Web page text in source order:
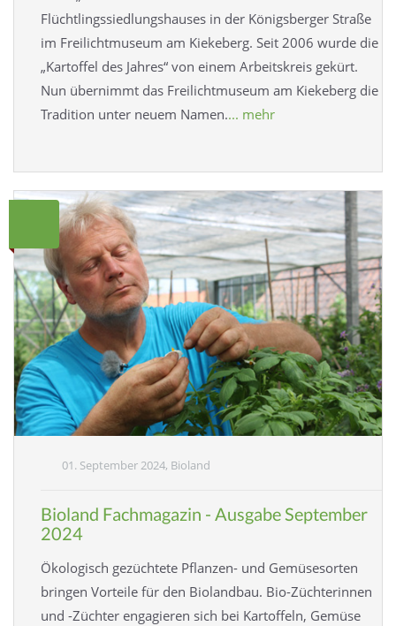
Flüchtlingssiedlungshauses in der Königsberger Straße
im Freilichtmuseum am Kiekeberg. Seit 2006 wurde die
„Kartoffel des Jahres“ von einem Arbeitskreis gekürt.
Nun übernimmt das Freilichtmuseum am Kiekeberg die
Tradition unter neuem Namen.... mehr
01. September 2024, Bioland
Bioland Fachmagazin - Ausgabe September
2024
Ökologisch gezüchtete Pflanzen- und Gemüsesorten
bringen Vorteile für den Biolandbau. Bio-Züchterinnen
und -Züchter engagieren sich bei Kartoffeln, Gemüse